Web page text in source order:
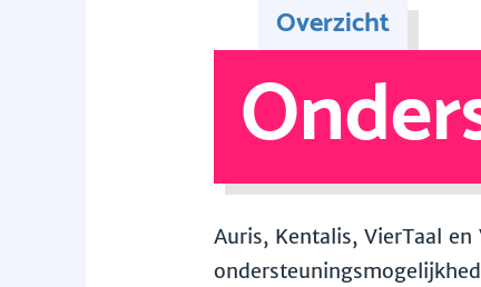
Overzicht
Auris, Kentalis, VierTaal